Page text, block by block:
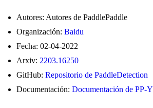
Autores: Autores de PaddlePaddle
Organización: Baidu
Fecha: 02-04-2022
Arxiv: 2203.16250
GitHub: Repositorio de PaddleDetection
Documentación: Documentación de PP-